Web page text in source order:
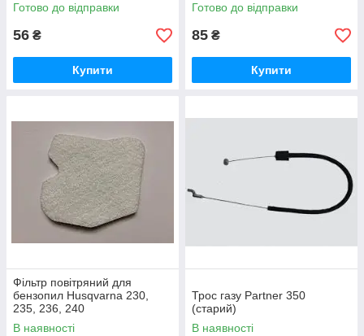
Готово до відправки
56 ₴
Купити
Готово до відправки
85 ₴
Купити
Фільтр повітряний для
бензопил Husqvarna 230,
235, 236, 240
В наявності
Трос газу Partner 350
(старий)
В наявності